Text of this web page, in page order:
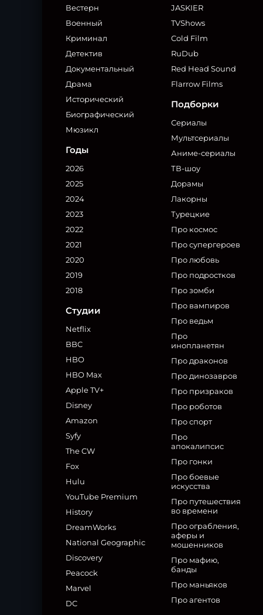
Вестерн
Военный
Криминал
Детектив
Документальный
Драма
Исторический
Биографический
Мюзикл
Годы
2026
2025
2024
2023
2022
2021
2020
2019
2018
Студии
Netflix
BBC
HBO
HBO Max
Apple TV+
Disney
Amazon
Syfy
The CW
Fox
Hulu
YouTube Premium
History
DreamWorks
National Geographic
Discovery
Peacock
Marvel
DC
JASKIER
TVShows
Cold Film
RuDub
Red Head Sound
Flarrow Films
Подборки
Сериалы
Мультсериалы
Аниме-сериалы
ТВ-шоу
Дорамы
Лакорны
Турецкие
Про космос
Про супергероев
Про любовь
Про подростков
Про зомби
Про вампиров
Про ведьм
Про
инопланетян
Про драконов
Про динозавров
Про призраков
Про роботов
Про спорт
Про
апокалипсис
Про гонки
Про боевые
искусства
Про путешествия
во времени
Про ограбления,
аферы и
мошенников
Про мафию,
банды
Про маньяков
Про агентов